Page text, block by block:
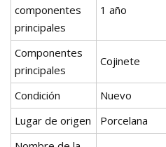
componentes
principales
1 año
Componentes
principales
Cojinete
Condición
Nuevo
Lugar de origen
Porcelana